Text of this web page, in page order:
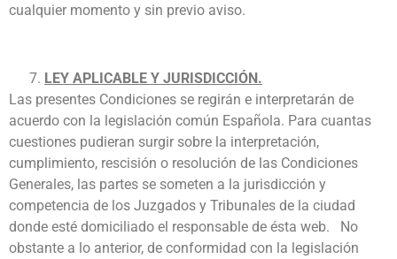
cualquier momento y sin previo aviso.
LEY APLICABLE Y JURISDICCIÓN.
Las presentes Condiciones se regirán e interpretarán de
acuerdo con la legislación común Española. Para cuantas
cuestiones pudieran surgir sobre la interpretación,
cumplimiento, rescisión o resolución de las Condiciones
Generales, las partes se someten a la jurisdicción y
competencia de los Juzgados y Tribunales de la ciudad
donde esté domiciliado el responsable de ésta web. No
obstante a lo anterior, de conformidad con la legislación